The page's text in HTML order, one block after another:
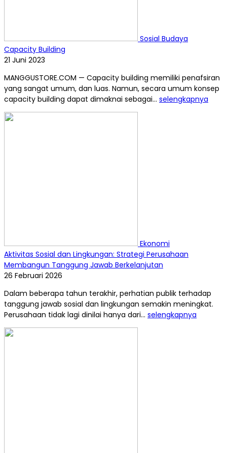
Sosial Budaya
Capacity Building
21 Juni 2023
MANGGUSTORE.COM — Capacity building memiliki penafsiran
yang sangat umum, dan luas. Namun, secara umum konsep
capacity building dapat dimaknai sebagai... selengkapnya
Ekonomi
Aktivitas Sosial dan Lingkungan: Strategi Perusahaan
Membangun Tanggung Jawab Berkelanjutan
26 Februari 2026
Dalam beberapa tahun terakhir, perhatian publik terhadap
tanggung jawab sosial dan lingkungan semakin meningkat.
Perusahaan tidak lagi dinilai hanya dari... selengkapnya